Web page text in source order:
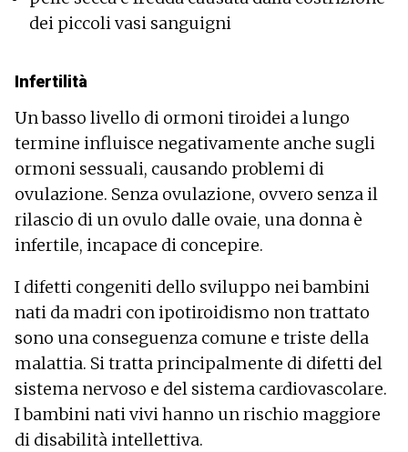
dei piccoli vasi sanguigni
Infertilità
Un basso livello di ormoni tiroidei a lungo
termine influisce negativamente anche sugli
ormoni sessuali, causando problemi di
ovulazione. Senza ovulazione, ovvero senza il
rilascio di un ovulo dalle ovaie, una donna è
infertile, incapace di concepire.
I difetti congeniti dello sviluppo nei bambini
nati da madri con ipotiroidismo non trattato
sono una conseguenza comune e triste della
malattia. Si tratta principalmente di difetti del
sistema nervoso e del sistema cardiovascolare.
I bambini nati vivi hanno un rischio maggiore
di disabilità intellettiva.